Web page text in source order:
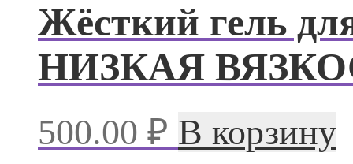
Жёсткий гель
НИЗКАЯ
500.00 ₽ В корзину